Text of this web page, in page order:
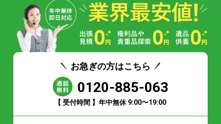
お急ぎの方はこちら
0120-885-063
【 受付時間 】年中無休 9:00〜19:00